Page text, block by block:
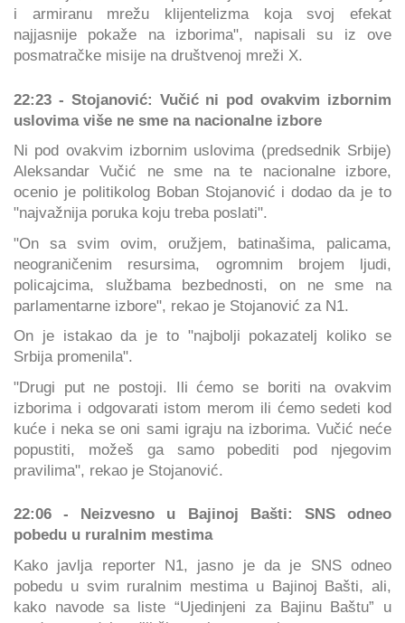
i armiranu mrežu klijentelizma koja svoj efekat
najjasnije pokaže na izborima", napisali su iz ove
posmatračke misije na društvenoj mreži X.
22:23 - Stojanović: Vučić ni pod ovakvim izbornim
uslovima više ne sme na nacionalne izbore
Ni pod ovakvim izbornim uslovima (predsednik Srbije)
Aleksandar Vučić ne sme na te nacionalne izbore,
ocenio je politikolog Boban Stojanović i dodao da je to
"najvažnija poruka koju treba poslati".
"On sa svim ovim, oružjem, batinašima, palicama,
neograničenim resursima, ogromnim brojem ljudi,
policajcima, službama bezbednosti, on ne sme na
parlamentarne izbore", rekao je Stojanović za N1.
On je istakao da je to "najbolji pokazatelj koliko se
Srbija promenila".
"Drugi put ne postoji. Ili ćemo se boriti na ovakvim
izborima i odgovarati istom merom ili ćemo sedeti kod
kuće i neka se oni sami igraju na izborima. Vučić neće
popustiti, možeš ga samo pobediti pod njegovim
pravilima", rekao je Stojanović.
22:06 - Neizvesno u Bajinoj Bašti: SNS odneo
pobedu u ruralnim mestima
Kako javlja reporter N1, jasno je da je SNS odneo
pobedu u svim ruralnim mestima u Bajinoj Bašti, ali,
kako navode sa liste “Ujedinjeni za Bajinu Baštu” u